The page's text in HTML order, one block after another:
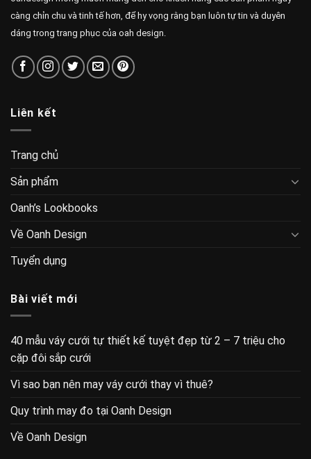
càng chỉn chu và tinh tế hơn, để hy vọng rằng bạn luôn tự tin và duyên
dáng trong trang phục của oah design.
Liên kết
Trang chủ
Sản phẩm
Oanh’s Lookbooks
Về Oanh Design
Tuyển dụng
Bài viết mới
40 mẫu váy cưới tự thiết kế tuyệt đẹp từ 2 – 7 triệu cho
cặp đôi sắp cưới
Vì sao bạn nên may váy cưới thay vì thuê?
Quy trình may đo tại Oanh Design
Về Oanh Design